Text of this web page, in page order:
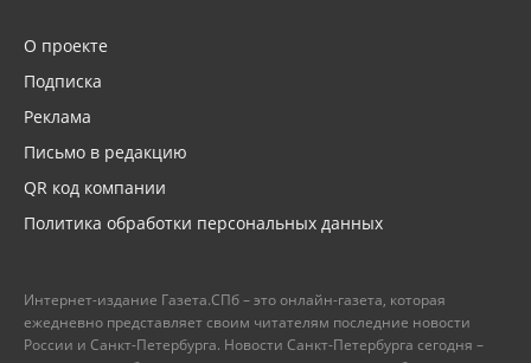
О проекте
Подписка
Реклама
Письмо в редакцию
QR код компании
Политика обработки персональных данных
Интернет-издание Газета.СПб – это онлайн-газета, которая
ежедневно представляет своим читателям последние новости
России и Санкт-Петербурга. Новости Санкт-Петербурга сегодня –